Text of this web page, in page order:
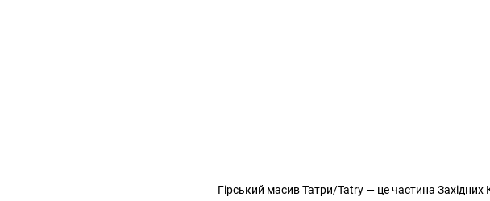
Гірський масив Татри/Tatry — це частина